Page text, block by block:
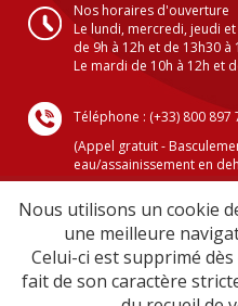
Nos horaires d'ouverture
Le lundi, mercredi, jeudi
de 9h à 12h et de 13h30 à
Le mardi de 10h à 12h et
Téléphone : (+33) 800 897
(Appel gratuit -
eau/assainissement en
public )
Nous utilisons un cookie
une meilleure
Celui-ci est supprimé
fait de son caractère